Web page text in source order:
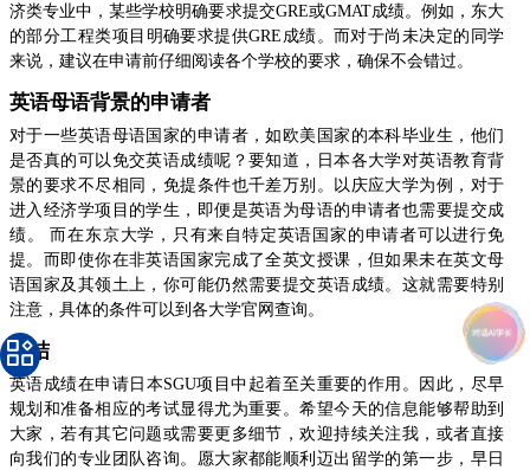
济类专业中，某些学校明确要求提交GRE或GMAT成绩。例如，东大
的部分工程类项目明确要求提供GRE成绩。而对于尚未决定的同学
来说，建议在申请前仔细阅读各个学校的要求，确保不会错过。
英语母语背景的申请者
对于一些英语母语国家的申请者，如欧美国家的本科毕业生，他们
是否真的可以免交英语成绩呢？要知道，日本各大学对英语教育背
景的要求不尽相同，免提条件也千差万别。以庆应大学为例，对于
进入经济学项目的学生，即便是英语为母语的申请者也需要提交成
绩。 而在东京大学，只有来自特定英语国家的申请者可以进行免
提。而即使你在非英语国家完成了全英文授课，但如果未在英文母
语国家及其领土上，你可能仍然需要提交英语成绩。这就需要特别
注意，具体的条件可以到各大学官网查询。
总结
英语成绩在申请日本SGU项目中起着至关重要的作用。因此，尽早
规划和准备相应的考试显得尤为重要。希望今天的信息能够帮助到
大家，若有其它问题或需要更多细节，欢迎持续关注我，或者直接
向我们的专业团队咨询。愿大家都能顺利迈出留学的第一步，早日